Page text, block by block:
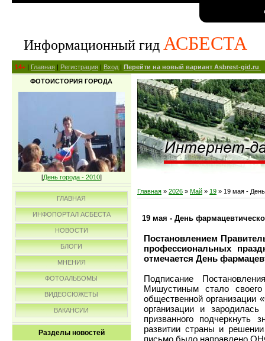
Информационный гид АСБЕСТА
14+ | Главная | Регистрация | Вход | Перейти на новый вариант Asbrest-gid.ru
ФОТОИСТОРИЯ ГОРОДА
[День города - 2010]
ГЛАВНАЯ
ИНФОПОРТАЛ АСБЕСТА
НОВОСТИ
БЛОГИ
МНЕНИЯ
ФОТОАЛЬБОМЫ
ВИДЕОСЮЖЕТЫ
ВАКАНСИИ
Разделы новостей
Главная » 2026 » Май » 19 » 19 мая -
19 мая - День
Постановлением
профессиональных
отмечается День
Подписание
Мишустиным стало
общественной
организации и
призванного подчеркнуть
развитии страны и
письмо было направлено